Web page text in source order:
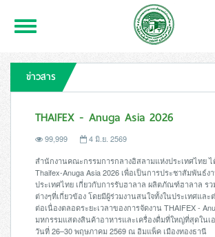
Toggle
Navigation
ข่าวสาร
THAIFEX - Anuga Asia 2026
99,999
4 มิ.ย. 2569
สำนักงานคณะกรรมการกลางอิสลามแห่งประเทศไทย
Thaifex-Anuga Asia 2026 เพื่อเป็นการประชาสัมพันธ์
ประเทศไทย เกี่ยวกับการรับฮาลาล ผลิตภัณฑ์ฮาลาล ร
ต่างๆที่เกี่ยวข้อง โดยมีผู้ร่วมงานสนใจทั้งในประเทศและ
ต่อเนื่องตลอดระยะเวลาของการจัดงาน THAIFEX -
มหกรรมแสดงสินค้าอาหารและเครื่องดื่มที่ใหญ่ที่สุดในเ
วันที่ 26–30 พฤษภาคม 2569 ณ อิมแพ็ค เมืองทองธานี